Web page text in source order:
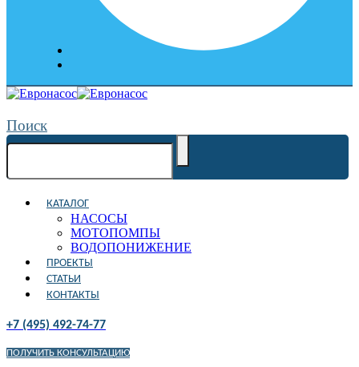
Поиск
КАТАЛОГ
НАСОСЫ
МОТОПОМПЫ
ВОДОПОНИЖЕНИЕ
ПРОЕКТЫ
СТАТЬИ
КОНТАКТЫ
+7 (495) 492-74-77
ПОЛУЧИТЬ КОНСУЛЬТАЦИЮ